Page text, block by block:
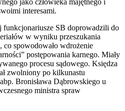
interesami.
funkcjonariusze SB doprowadzili do
w wyniku przeszukania
co spowodowało wdrożenie
postępowania karnego. Miały
procesu sądowego. Księdza
zwolniony po kilkunastu
Bronisława Dąbrowskiego u
ministra spraw